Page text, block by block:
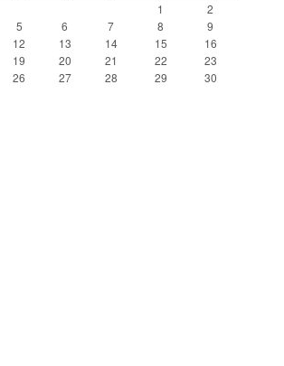
1
2
5 6 7 8
9
12 13 14 15
16
19 20 21 22
23
26 27 28 29
30